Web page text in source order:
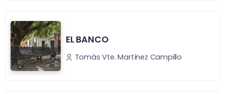
EL BANCO
Tomás Vte. Martínez Campillo